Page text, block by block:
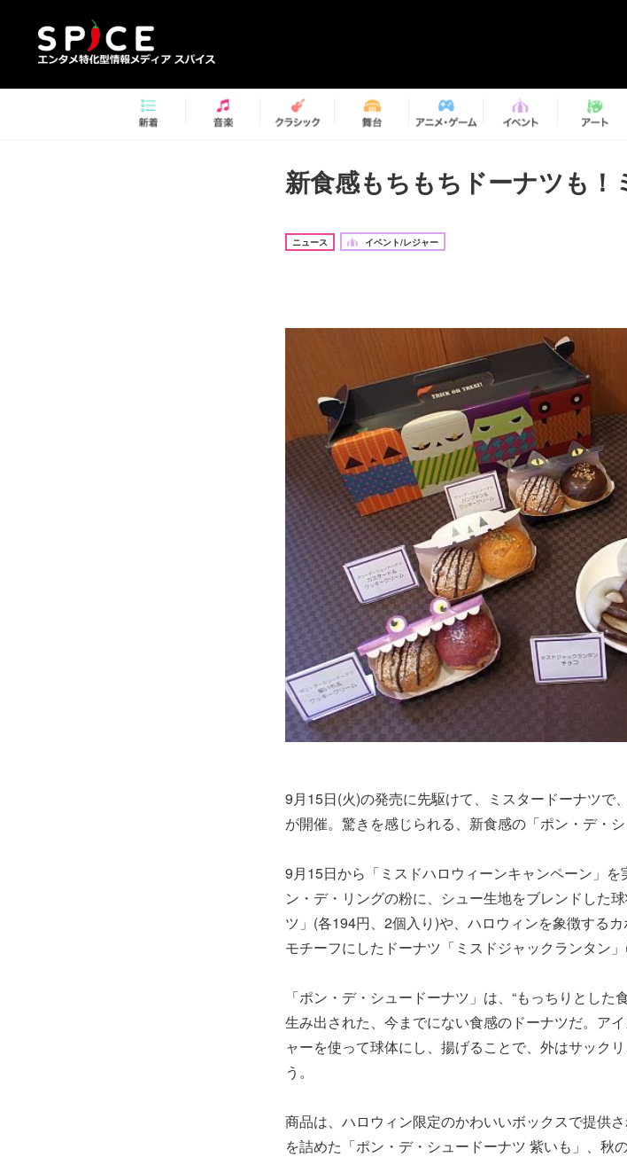
新食感もちもちドーナツも
ニュース イベント/レジャー
9月15日(火)の発売に先駆けて、ミスタードーナツで
が開催。驚きを感じられる、新食感の「ポン・デ・
9月15日から「ミスドハロウィーンキャンペーン」
ン・デ・リングの粉に、シュー生地をブレンドした
ツ」(各194円、2個入り)や、ハロウィンを象徴する
モチーフにしたドーナツ「ミスドジャックランタン」
「ポン・デ・シュードーナツ」は、“もっちりとし
生み出された、今までにない食感のドーナツだ。ア
ャーを使って球体にし、揚げることで、外はサック
う。
商品は、ハロウィン限定のかわいいボックスで提供
を詰めた「ポン・デ・シュードーナツ 紫いも」、秋